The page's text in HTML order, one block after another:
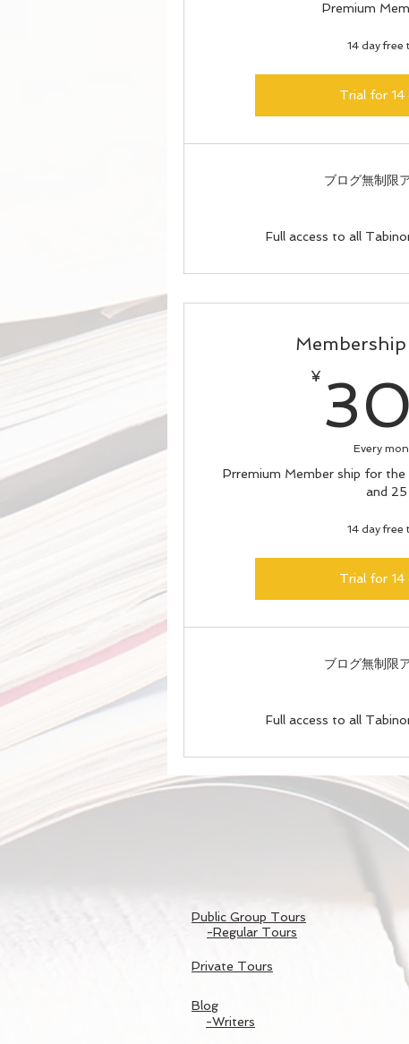
Premium
14 day free
Trial for 14
ブログ無制限
Full access to all
¥
Every
Prremium Member ship for the
and 25
14 day free
Trial for 14
ブログ無制限
Full access to all
Public Group Tours
-Regular Tours
Private Tours
Blog
-Writers